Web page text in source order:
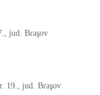
jud. Braşov
19., jud. Braşov